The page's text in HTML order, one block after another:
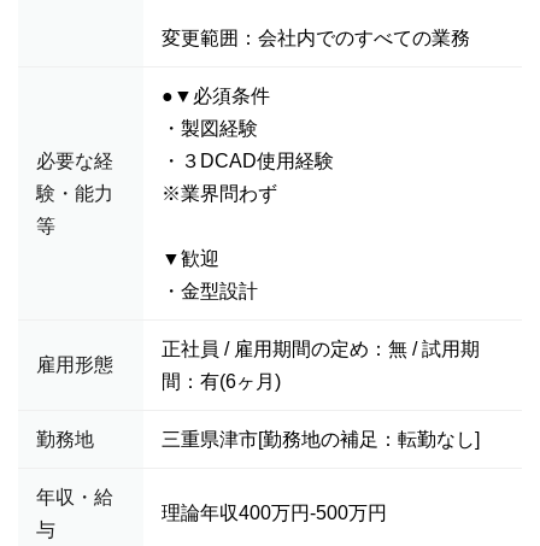
変更範囲：会社内でのすべての業務
必要な経
験・能力
等
●▼必須条件
・製図経験
・３DCAD使用経験
※業界問わず
▼歓迎
・金型設計
雇用形態
正社員 / 雇用期間の定め：無 / 試用期
間：有(6ヶ月)
勤務地 三重県津市[勤務地の補足：転勤なし]
年収・給
与
理論年収400万円-500万円